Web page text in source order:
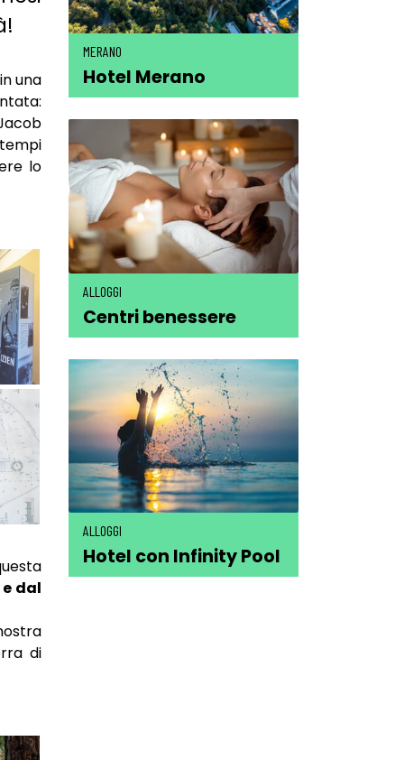
una
lo
e dal
di
MERANO
Hotel Merano
ALLOGGI
Centri benessere
ALLOGGI
Hotel con Infinity Pool